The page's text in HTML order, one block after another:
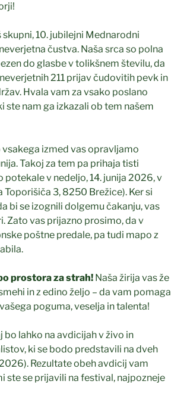
10. jubilejni Mednarodni
čustva. Naša srca so polna
do glasbe v tolikšnem številu, da
211 prijav čudovitih pevk in
Hvala vam za vsako poslano
ste nam ga izkazali ob tem našem
izmed vas opravljamo
Takoj za tem pa prihaja tisti
v nedeljo, 14. junija 2026, v
3, 8250 Brežice). Ker si
bi se izognili dolgemu čakanju, vas
Zato vas prijazno prosimo, da v
poštne predale, pa tudi mapo z
prostora za strah! Naša žirija vas že
in z edino željo – da vam pomaga
poguma, veselja in talenta!
bo lahko na avdicijah v živo in
ki se bodo predstavili na dveh
Rezultate obeh avdicij vam
ste se prijavili na festival, najpozneje
Kovis